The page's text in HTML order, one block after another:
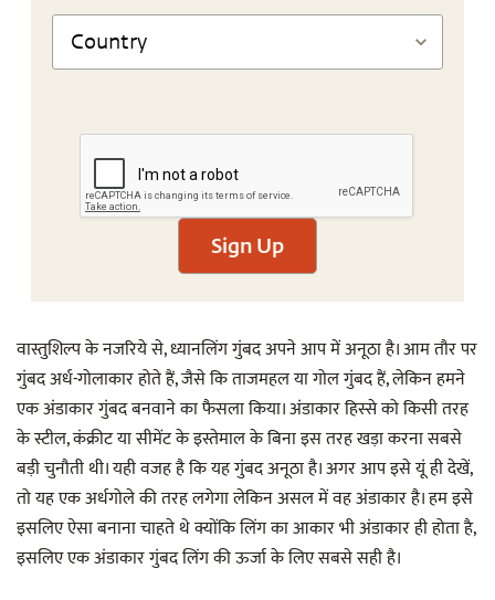
Sign Up
वास्तुशिल्प के नजरिये से, ध्यानलिंग गुंबद अपने आप में अनूठा है। आम तौर पर
गुंबद अर्ध-गोलाकार होते हैं, जैसे कि ताजमहल या गोल गुंबद हैं, लेकिन हमने
एक अंडाकार गुंबद बनवाने का फैसला किया। अंडाकार हिस्से को किसी तरह
के स्टील, कंक्रीट या सीमेंट के इस्तेमाल के बिना इस तरह खड़ा करना सबसे
बड़ी चुनौती थी। यही वजह है कि यह गुंबद अनूठा है। अगर आप इसे यूं ही देखें,
तो यह एक अर्धगोले की तरह लगेगा लेकिन असल में वह अंडाकार है। हम इसे
इसलिए ऐसा बनाना चाहते थे क्योंकि लिंग का आकार भी अंडाकार ही होता है,
इसलिए एक अंडाकार गुंबद लिंग की ऊर्जा के लिए सबसे सही है।